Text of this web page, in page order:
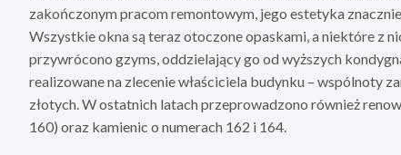
zakończonym pracom remontowym, jego estetyka
Wszystkie okna są teraz otoczone opaskami, a niektóre z
przywrócono gzyms, oddzielający go od wyższych
realizowane na zlecenie właściciela budynku – wspólnoty
złotych. W ostatnich latach przeprowadzono również
160) oraz kamienic o numerach 162 i 164.